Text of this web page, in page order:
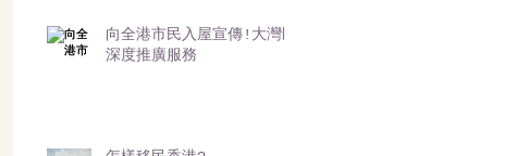
向全港市民入屋宣傳!大灣區
深度推廣服務